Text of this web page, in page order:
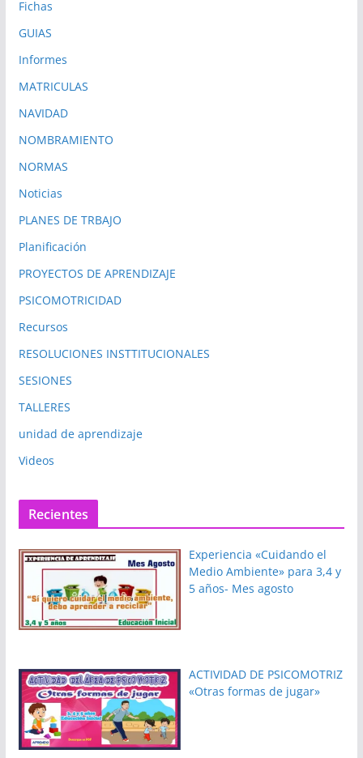
Fichas
GUIAS
Informes
MATRICULAS
NAVIDAD
NOMBRAMIENTO
NORMAS
Noticias
PLANES DE TRBAJO
Planificación
PROYECTOS DE APRENDIZAJE
PSICOMOTRICIDAD
Recursos
RESOLUCIONES INSTTITUCIONALES
SESIONES
TALLERES
unidad de aprendizaje
Videos
Recientes
Experiencia «Cuidando el
Medio Ambiente» para 3,4 y
5 años- Mes agosto
ACTIVIDAD DE PSICOMOTRIZ
«Otras formas de jugar»